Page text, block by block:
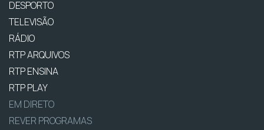
DESPORTO
TELEVISÃO
RÁDIO
RTP ARQUIVOS
RTP ENSINA
RTP PLAY
EM DIRETO
REVER PROGRAMAS